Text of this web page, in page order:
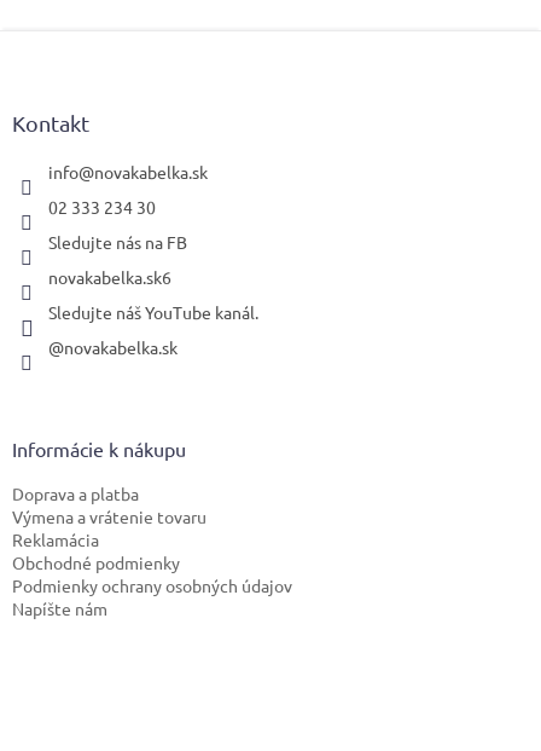
Kontakt
info@novakabelka.sk
02 333 234 30
Sledujte nás na FB
novakabelka.sk6
Sledujte náš YouTube kanál.
@novakabelka.sk
Informácie k nákupu
Doprava a platba
Výmena a vrátenie tovaru
Reklamácia
Obchodné podmienky
Podmienky ochrany osobných údajov
Napíšte nám